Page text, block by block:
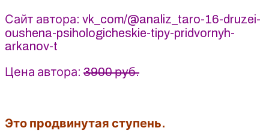
Базарова
(2023-
2024)
Сайт автора: vk_com/@analiz_taro-16-druzei-
oushena-psihologicheskie-tipy-pridvornyh-
arkanov-t
Цена автора: 3900 руб.
Это продвинутая ступень.